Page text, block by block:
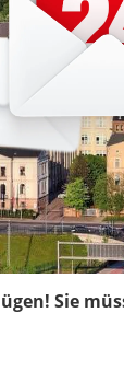
Sie